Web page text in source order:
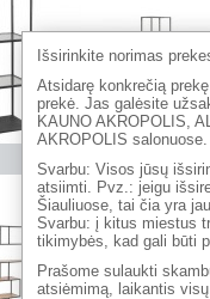
Išsirinkite norimas
Atsidarę konkrečią
prekė. Jas galėsite
KAUNO AKROPOLIS,
AKROPOLIS salonuose.
Svarbu: Visos jūsų
atsiimti. Pvz.: jeigu
Šiauliuose, tai čia yra
Svarbu: į kitus miestus
tikimybės, kad gali būti
Prašome sulaukti
atsiėmimą, laikantis
99.50 € Knygų...